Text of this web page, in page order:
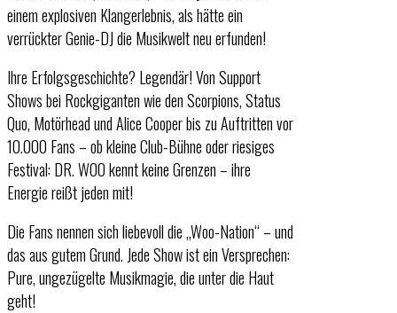
einem explosiven Klangerlebnis, als hätte ein
verrückter Genie-DJ die Musikwelt neu erfunden!
Ihre Erfolgsgeschichte? Legendär! Von Support
Shows bei Rockgiganten wie den Scorpions, Status
Quo, Motörhead und Alice Cooper bis zu Auftritten vor
10.000 Fans – ob kleine Club-Bühne oder riesiges
Festival: DR. WOO kennt keine Grenzen – ihre
Energie reißt jeden mit!
Die Fans nennen sich liebevoll die „Woo-Nation“ – und
das aus gutem Grund. Jede Show ist ein Versprechen:
Pure, ungezügelte Musikmagie, die unter die Haut
geht!